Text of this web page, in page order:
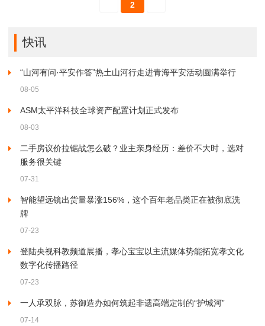
2
快讯
“山河有问·平安作答”热土山河行走进青海平安活动圆满举行
08-05
ASM太平洋科技全球资产配置计划正式发布
08-03
二手房议价拉锯战怎么破？业主亲身经历：差价不大时，选对
服务很关键
07-31
智能望远镜出货量暴涨156%，这个百年老品类正在被彻底洗
牌
07-23
登陆央视科教频道展播，孝心宝宝以主流媒体势能拓宽孝文化
数字化传播路径
07-23
一人承双脉，苏御造办如何筑起非遗高端定制的“护城河”
07-14